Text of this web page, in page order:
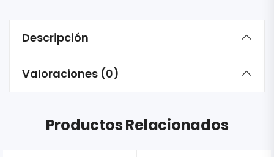
Descripción
Valoraciones (0)
Productos Relacionados